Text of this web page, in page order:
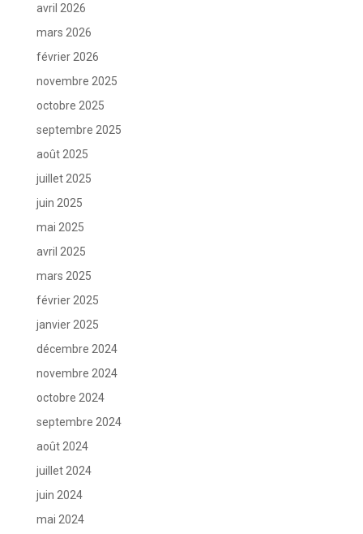
avril 2026
mars 2026
février 2026
novembre 2025
octobre 2025
septembre 2025
août 2025
juillet 2025
juin 2025
mai 2025
avril 2025
mars 2025
février 2025
janvier 2025
décembre 2024
novembre 2024
octobre 2024
septembre 2024
août 2024
juillet 2024
juin 2024
mai 2024